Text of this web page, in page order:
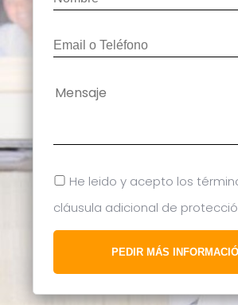
He leido y acepto los
cláusula adicional de
PEDIR MÁS